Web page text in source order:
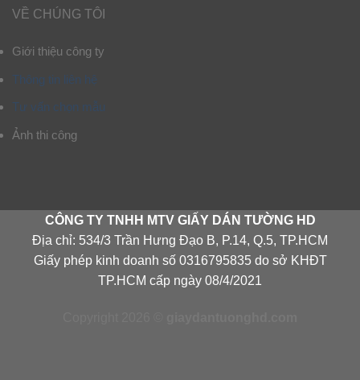
VỀ CHÚNG TÔI
Giới thiệu công ty
Thông tin liên hệ
Tư vấn chọn mẫu
Ảnh thi công
CÔNG TY TNHH MTV GIẤY DÁN TƯỜNG HD
Địa chỉ: 534/3 Trần Hưng Đạo B, P.14, Q.5, TP.HCM
Giấy phép kinh doanh số 0316795835 do sở KHĐT
TP.HCM cấp ngày 08/4/2021